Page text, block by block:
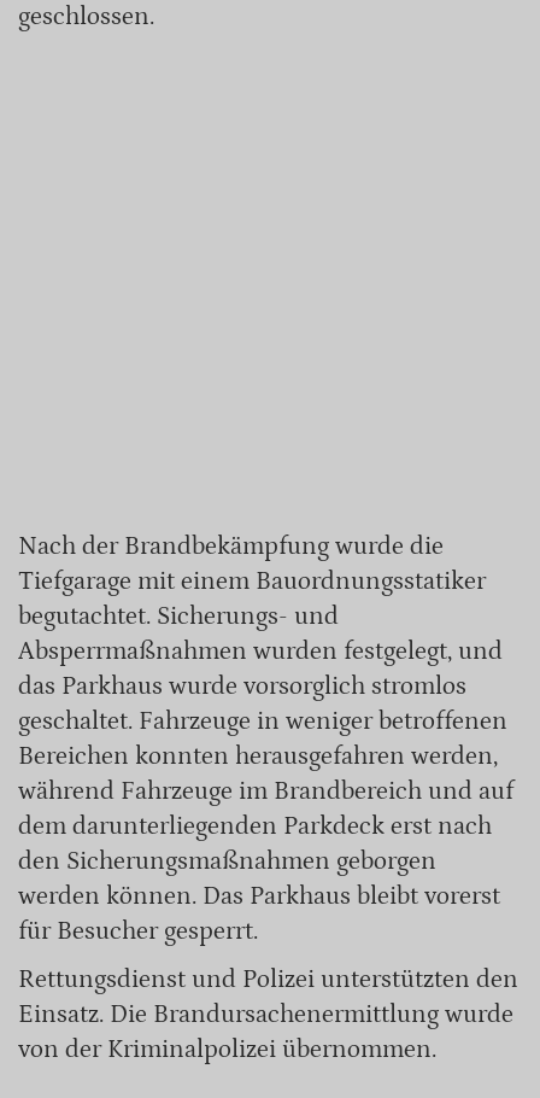
geschlossen.
Nach der Brandbekämpfung wurde die
Tiefgarage mit einem Bauordnungsstatiker
begutachtet. Sicherungs- und
Absperrmaßnahmen wurden festgelegt, und
das Parkhaus wurde vorsorglich stromlos
geschaltet. Fahrzeuge in weniger betroffenen
Bereichen konnten herausgefahren werden,
während Fahrzeuge im Brandbereich und auf
dem darunterliegenden Parkdeck erst nach
den Sicherungsmaßnahmen geborgen
werden können. Das Parkhaus bleibt vorerst
für Besucher gesperrt.
Rettungsdienst und Polizei unterstützten den
Einsatz. Die Brandursachenermittlung wurde
von der Kriminalpolizei übernommen.